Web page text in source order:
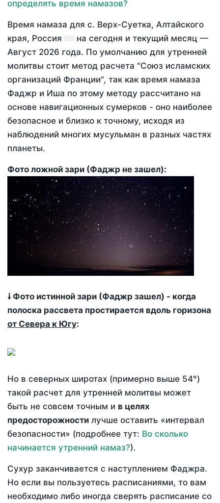
определять время намазов?
Время намаза для с. Верх-Суетка, Алтайского
края, Россия
на сегодня и текущий месяц —
Август 2026 года. По умолчанию для утренней
молитвы стоит метод расчета "Союз исламских
организаций Франции", так как время намаза
Фаджр и Иша по этому методу рассчитано на
основе навигационных сумерков - оно наиболее
безопасное и близко к точному, исходя из
наблюдений многих мусульман в разных частях
планеты.
Фото ложной зари (Фаджр не зашел):
🠗 Фото истинной зари (Фаджр зашел) - когда
полоска рассвета простирается вдоль горизона
от Севера к Югу:
Но в северных широтах (примерно выше 54°)
такой расчет для утренней молитвы может
быть не совсем точным и в целях
предосторожности лучше оставить «интервал
безопасности» (подробнее тут: Во сколько
начинается утренний намаз?).
Сухур заканчивается с наступлением Фаджра.
Но если вы пользуетесь расписаниями, то вам
необходимо либо иногда сверять расписание со